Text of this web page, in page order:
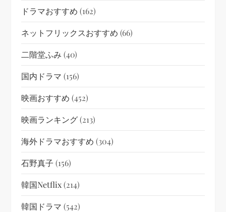
ドラマおすすめ (162)
ネットフリックスおすすめ (66)
二階堂ふみ (40)
国内ドラマ (156)
映画おすすめ (452)
映画ランキング(213)
海外ドラマおすすめ (304)
石野真子 (156)
韓国netflix(214)
韓国ドラマ (542)